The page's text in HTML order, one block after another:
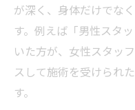
が深く、身体だけでな
す。例えば「男性スタ
いた方が、女性スタッ
スして施術を受けられ
す。